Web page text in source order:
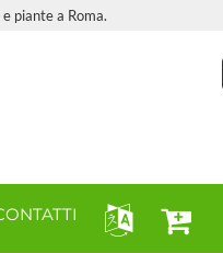
piante a Roma.